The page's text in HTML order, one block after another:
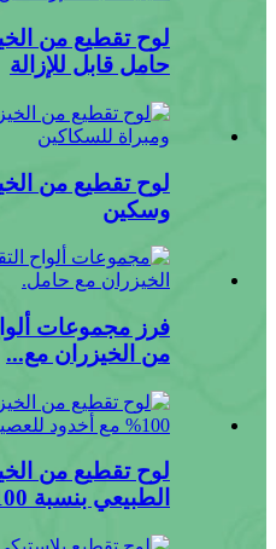
لوح تقطيع من
حامل قابل للإزالة
لوح تقطيع من
وسكين
فرز مجموعات
من الخيزران مع...
لوح تقطيع من
الطبيعي بنسبة 100% مع ...